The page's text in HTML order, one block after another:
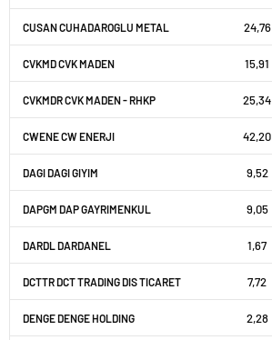
CUSAN CUHADAROGLU METAL 24,76
CVKMD CVK MADEN 15,91
CVKMDR CVK MADEN - RHKP 25,34
CWENE CW ENERJI 42,20
DAGI DAGI GIYIM 9,52
DAPGM DAP GAYRIMENKUL 9,05
DARDL DARDANEL 1,67
DCTTR DCT TRADING DIS TICARET 7,72
DENGE DENGE HOLDING 2,28